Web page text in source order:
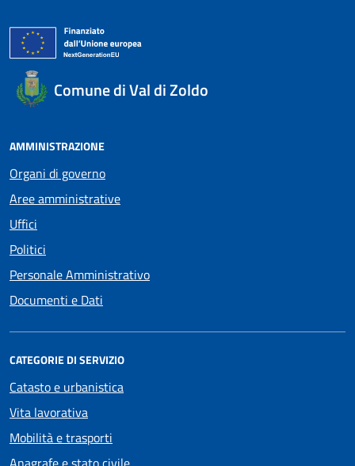
Comune di Val di Zoldo
AMMINISTRAZIONE
Organi di governo
Aree amministrative
Uffici
Politici
Personale Amministrativo
Documenti e Dati
CATEGORIE DI SERVIZIO
Catasto e urbanistica
Vita lavorativa
Mobilità e trasporti